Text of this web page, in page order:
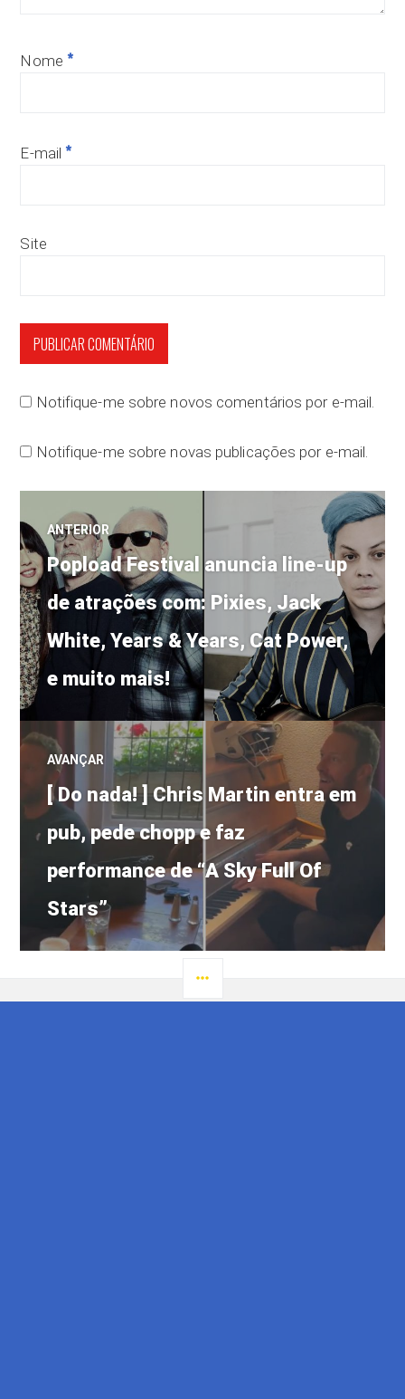
Nome *
E-mail *
Site
Notifique-me sobre novos comentários por e-mail.
Notifique-me sobre novas publicações por e-mail.
Navegação
de
Post
ANTERIOR
Post
anterior:
Popload Festival anuncia line-up
de atrações com: Pixies, Jack
White, Years & Years, Cat Power,
e muito mais!
AVANÇAR
Próximo
post:
[ Do nada! ] Chris Martin entra em
pub, pede chopp e faz
performance de “A Sky Full Of
Stars”